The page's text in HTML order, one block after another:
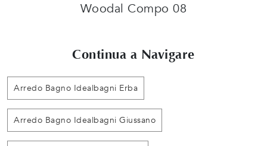
Woodal Compo 08
Continua a Navigare
Arredo Bagno Idealbagni Erba
Arredo Bagno Idealbagni Giussano